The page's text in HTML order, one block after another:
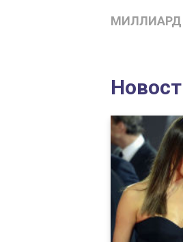
МИЛЛИАРД